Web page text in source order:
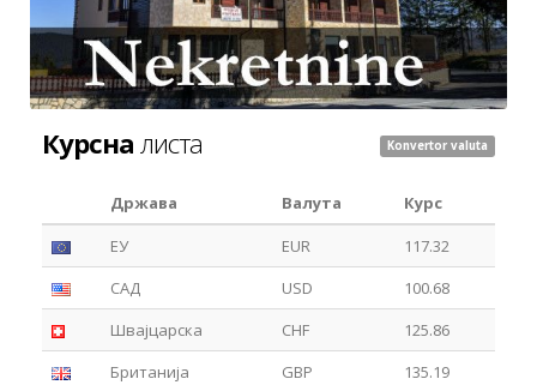
Курсна листа Konvertor valuta
Држава Валута
Курс
ЕУ
EUR
117.32
САД
USD
100.68
Швајцарска
CHF
125.86
Британија
GBP
135.19